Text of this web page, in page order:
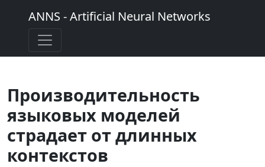
ANNS - Artificial Neural Networks
Производительность
языковых моделей
страдает от длинных
контекстов